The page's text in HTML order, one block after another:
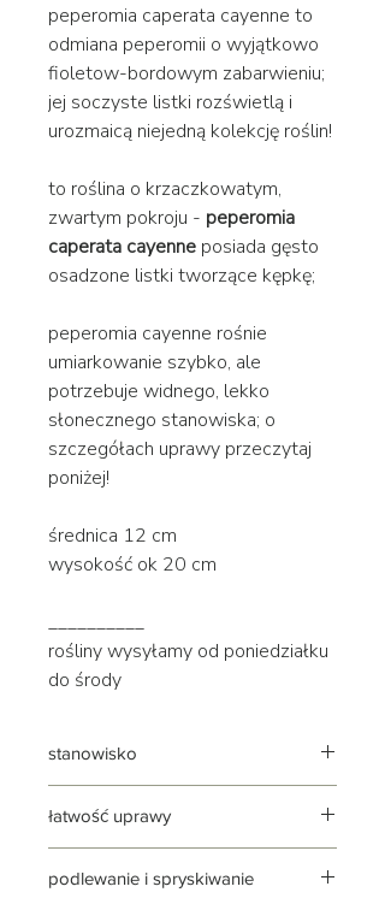
peperomia caperata cayenne to
odmiana peperomii o wyjątkowo
fioletow-bordowym zabarwieniu;
jej soczyste listki rozświetlą i
urozmaicą niejedną kolekcję roślin!
to roślina o krzaczkowatym,
zwartym pokroju - peperomia
caperata cayenne posiada gęsto
osadzone listki tworzące kępkę;
peperomia cayenne rośnie
umiarkowanie szybko, ale
potrzebuje widnego, lekko
słonecznego stanowiska; o
szczegółach uprawy przeczytaj
poniżej!
średnica 12 cm
wysokość ok 20 cm
__________
rośliny wysyłamy od poniedziałku
do środy
stanowisko
łatwość uprawy
do dobrej kondycji potrzebuje
podlewanie i spryskiwanie